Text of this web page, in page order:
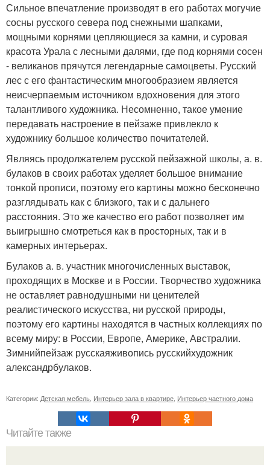
Сильное впечатление производят в его работах могучие
сосны русского севера под снежными шапками,
мощными корнями цепляющиеся за камни, и суровая
красота Урала с лесными далями, где под корнями сосен
- великанов прячутся легендарные самоцветы. Русский
лес с его фантастическим многообразием является
неисчерпаемым источником вдохновения для этого
талантливого художника. Несомненно, такое умение
передавать настроение в пейзаже привлекло к
художнику большое количество почитателей.
Являясь продолжателем русской пейзажной школы, а. в.
булаков в своих работах уделяет большое внимание
тонкой прописи, поэтому его картины можно бесконечно
разглядывать как с близкого, так и с дальнего
расстояния. Это же качество его работ позволяет им
выигрышно смотреться как в просторных, так и в
камерных интерьерах.
Булаков а. в. участник многочисленных выставок,
проходящих в Москве и в России. Творчество художника
не оставляет равнодушными ни ценителей
реалистического искусства, ни русской природы,
поэтому его картины находятся в частных коллекциях по
всему миру: в России, Европе, Америке, Австралии.
Зимнийпейзаж русскаяживопись русскийхудожник
александрбулаков.
Категории: Детская мебель Интерьер зала в квартире Интерьер частного дома
Читайте также